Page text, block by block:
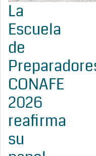
La
Escuela
de
CONAFE
2026
reafirma
su